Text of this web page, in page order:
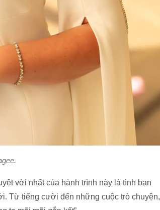
vời nhất của hành trình này là tình bạn
Từ tiếng cười đến những cuộc trò chuyện,